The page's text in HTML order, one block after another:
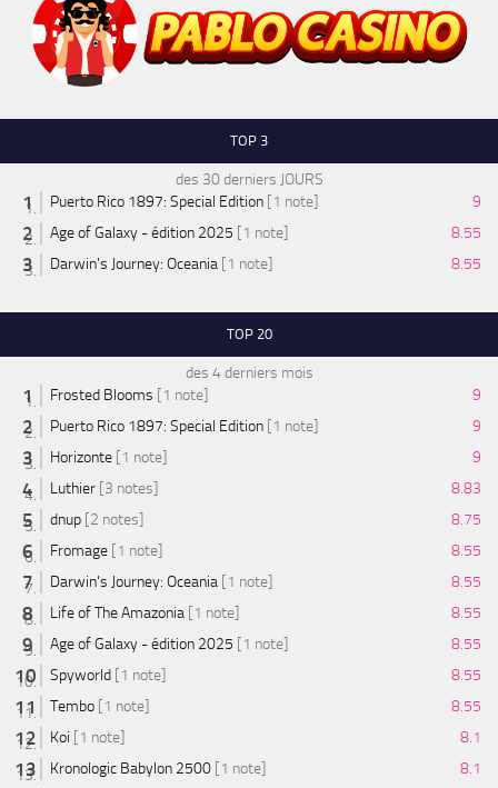
TOP 3
des 30 derniers JOURS
Puerto Rico 1897: Special Edition [1 note]
9
Age of Galaxy - édition 2025 [1 note]
8.55
Darwin's Journey: Oceania [1 note] 8.55
TOP 20
des 4 derniers mois
Frosted Blooms [1 note]
9
Puerto Rico 1897: Special Edition [1 note]
9
Horizonte [1 note]
9
Luthier [3 notes]
8.83
dnup [2 notes]
8.75
Fromage [1 note]
8.55
Darwin's Journey: Oceania [1 note]
8.55
Life of The Amazonia [1 note]
8.55
Age of Galaxy - édition 2025 [1 note]
8.55
Spyworld [1 note]
8.55
Tembo [1 note]
8.55
Koi [1 note]
8.1
Kronologic Babylon 2500 [1 note]
8.1